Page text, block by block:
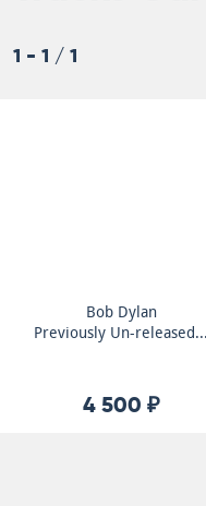
1 - 1 / 1
Bob Dylan
Previously Un-released...
4 500 ₽